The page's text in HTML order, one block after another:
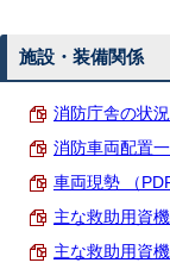
施設・装備関係
消防庁舎の状
消防車両配置
車両現勢 （
主な救助用資
主な救助用資